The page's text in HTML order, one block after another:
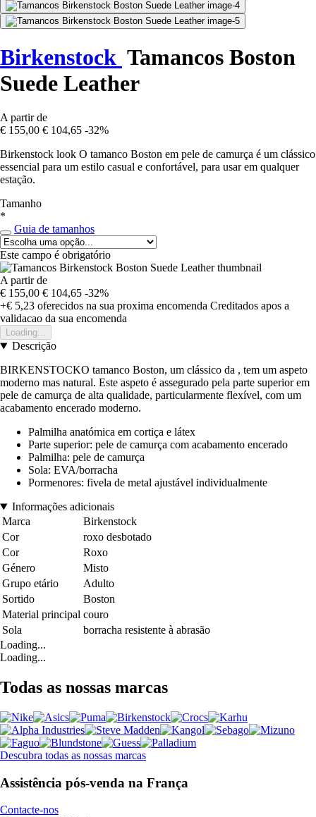
Birkenstock Tamancos Boston
Suede Leather
A partir de
€ 155,00 € 104,65 -32%
Birkenstock look O tamanco Boston em pele de camurça é um clássico
essencial para um estilo casual e confortável, para usar em qualquer
estação.
Tamanho
*
Guia de tamanhos
Este campo é obrigatório
A partir de
€ 155,00 € 104,65 -32%
+€ 5,23 oferecidos na sua proxima encomenda Creditados apos a
validacao da sua encomenda
Loading...
Descrição
BIRKENSTOCKO tamanco Boston, um clássico da , tem um aspeto
moderno mas natural. Este aspeto é assegurado pela parte superior em
pele de camurça de alta qualidade, particularmente flexível, com um
acabamento encerado moderno.
Palmilha anatómica em cortiça e látex
Parte superior: pele de camurça com acabamento encerado
Palmilha: pele de camurça
Sola: EVA/borracha
Pormenores: fivela de metal ajustável individualmente
Informações adicionais
Marca
Birkenstock
Cor
roxo desbotado
Cor
Roxo
Género
Misto
Grupo etário
Adulto
Sortido
Boston
Material principal couro
Sola
borracha resistente à abrasão
Loading...
Loading...
Todas as nossas marcas
Descubra todas as nossas marcas
Assistência pós-venda na França
Contacte-nos